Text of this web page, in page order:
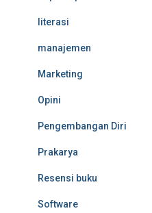
literasi
manajemen
Marketing
Opini
Pengembangan Diri
Prakarya
Resensi buku
Software